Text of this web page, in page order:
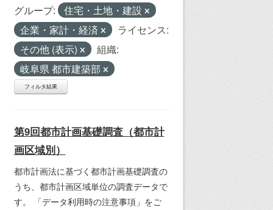
グループ:
住宅・土地・建設
企業・家計・経済
ライセンス:
その他 (表示)
組織:
岐阜県 都市建築部
フィルタ結果
第9回都市計画基礎調査（都市計
画区域別）
都市計画法に基づく都市計画基礎調査の
うち、都市計画区域単位の調査データで
す。 「データ利用時の注意事項」をご